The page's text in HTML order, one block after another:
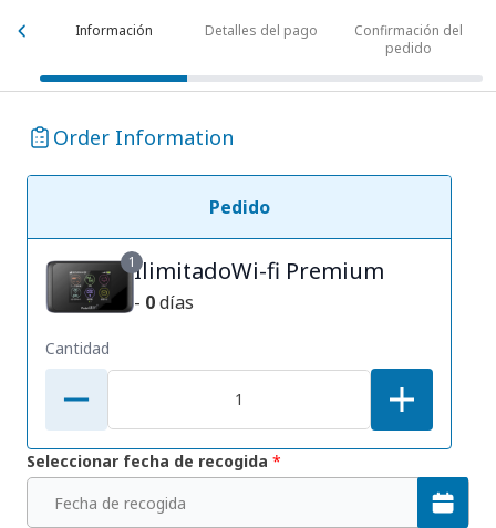
Información Detalles del pago
Confirmación del
pedido
Order Information
Pedido
1IlimitadoWi-fi Premium
- 0días
Cantidad
Seleccionar fecha de recogida *
Fecha de recogida